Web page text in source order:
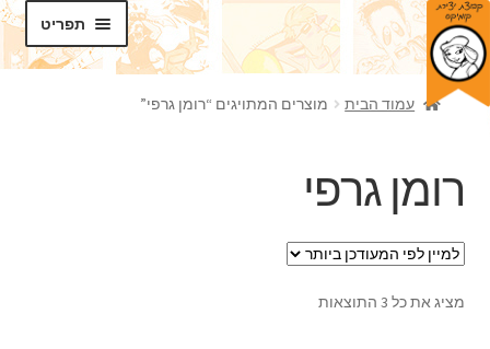
דלג
לניווט
לדלג
לתוכן
תפריט
חנות
סדנאות
תכנים
אודותינו
עמוד הבית מוצרים המתויגים “רומן גרפי”
רומן גרפי
מציג את כל 3 התוצאות